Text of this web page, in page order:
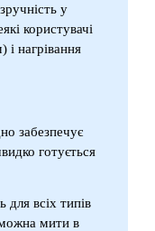
у
користувачі
і нагрівання
забезпечує
готується
для всіх типів
можна мити в